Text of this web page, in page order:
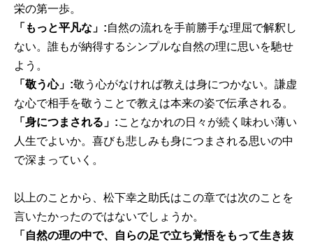
栄の第一歩。
「もっと平凡な」:自然の流れを手前勝手な理屈で解釈し
ない。誰もが納得するシンプルな自然の理に思いを馳せ
よう。
「敬う心」:敬う心がなければ教えは身につかない。謙虚
な心で相手を敬うことで教えは本来の姿で伝承される。
「身につまされる」:ことなかれの日々が続く味わい薄い
人生でよいか。喜びも悲しみも身につまされる思いの中
で深まっていく。
以上のことから、松下幸之助氏はこの章では次のことを
言いたかったのではないでしょうか。
「自然の理の中で、自らの足で立ち覚悟をもって生き抜